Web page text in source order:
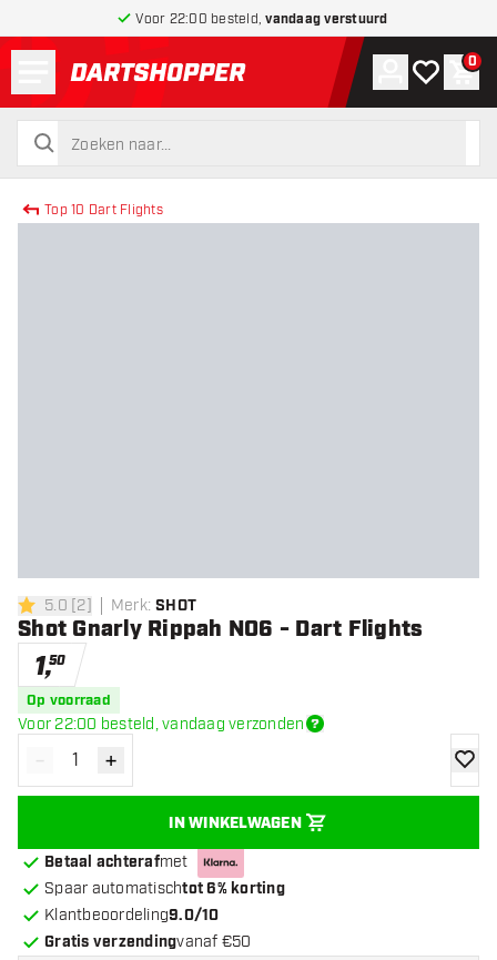
Voor 22:00 besteld,vandaag verstuurd
terug naar home pagina
zoeken
zoeken
Account
Mijn 0
Top 10 Dart Flights
5 score sterren
5.0 [2] Merk: SHOT
Shot Gnarly Rippah NO6 - Dart Flights
1,50
Op voorraad
Voor 22:00 besteld, vandaag verzonden
Verminder hoeveelheid
- Verhoog hoeveelheid
+
IN WINKELWAGEN
Betaal achterafmet
Spaar automatischtot 6% korting
Klantbeoordeling9.0/10
Gratis verzendingvanaf €50